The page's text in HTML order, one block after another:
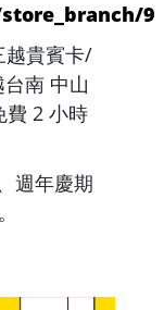
9
越貴賓卡/
南 中山
費 2 小時
週年慶期